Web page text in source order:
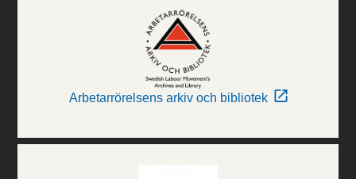
Arbetarrörelsens arkiv och bibliotek